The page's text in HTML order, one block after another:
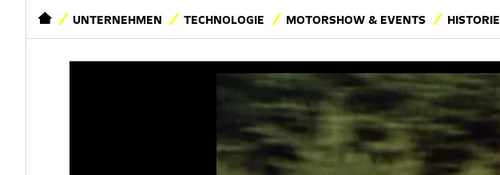
STARTSEITEUNTERNEHMEN TECHNOLOGIE MOTORSHOW & EVENTS HISTORIE